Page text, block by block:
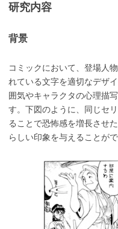
研究内容
背景
コミックにおいて、登場人
れている文字を適切なデザ
囲気やキャラクタの心理描
す。下図のように、同じセ
ることで恐怖感を増長させ
らしい印象を与えることがで